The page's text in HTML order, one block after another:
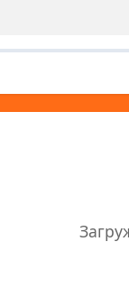
Для запуска